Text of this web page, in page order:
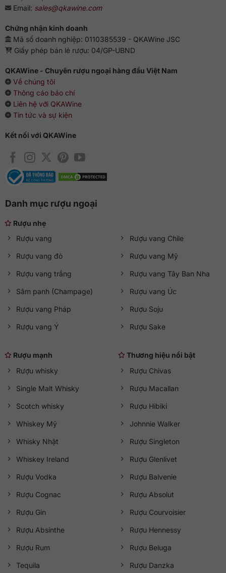
Email: sales@qkawine.com
Chứng nhận kinh doanh
Mã số doanh nghiệp: 0110385539 - QKAWine JSC
Giấy phép bán lẻ rượu: 04/GP-UBND
QKAWine - Chuyên rượu ngoại hàng đầu Việt Nam
Về chúng tôi
Thông cáo báo chí
Liên hệ với QKAWine
Tin tức và sự kiện
Kết nối với QKAWine
Danh mục rượu ngoại
Rượu nhẹ
Rượu vang
Rượu vang đỏ
Rượu vang trắng
Sâm panh (Champage)
Rượu vang Pháp
Rượu vang Ý
Rượu vang Chile
Rượu vang Mỹ
Rượu vang Tây Ban Nha
Rượu vang Úc
Rượu Soju
Rượu Sake
Rượu mạnh
Rượu whisky
Single Malt Whisky
Scotch whisky
Whiskey Mỹ
Whisky Nhật
Whiskey Ireland
Rượu Vodka
Rượu Cognac
Rượu Gin
Rượu Absinthe
Rượu Rum
Tequila
Thương hiệu nổi bật
Rượu Chivas
Rượu Macallan
Rượu Hibiki
Johnnie Walker
Rượu Singleton
Rượu Glenlivet
Rượu Balvenie
Rượu Absolut
Rượu Courvoisier
Rượu Hennessy
Rượu Beluga
Rượu Danzka